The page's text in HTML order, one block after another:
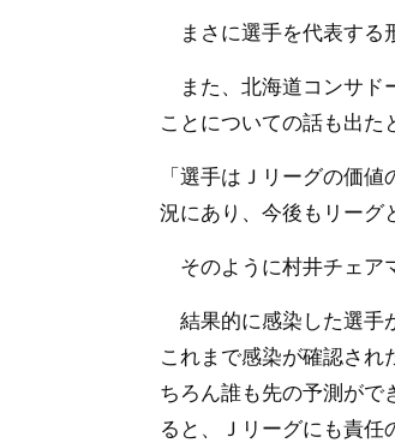
まさに選手を代表する
また、北海道コンサド
ことについての話も出た
「選手はＪリーグの価
況にあり、今後もリーグ
そのように村井チェア
結果的に感染した選手
これまで感染が確認され
ちろん誰も先の予測がで
ると、Ｊリーグにも責任